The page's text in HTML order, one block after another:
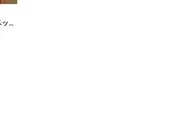
WEB限定 モノクローム ペット Tシャツ